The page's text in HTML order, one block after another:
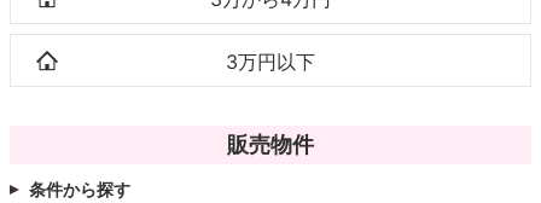
3万円以下
販売物件
条件から探す